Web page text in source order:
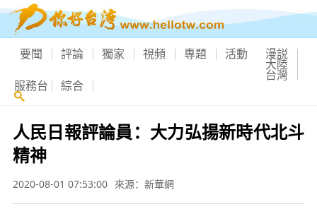
要聞 評論 獨家 視頻 專題 活動 漫説
大陸
台灣
服務台 綜合
人民日報評論員：大力弘揚新時代北斗
精神
2020-08-01 07:53:00 來源：新華網